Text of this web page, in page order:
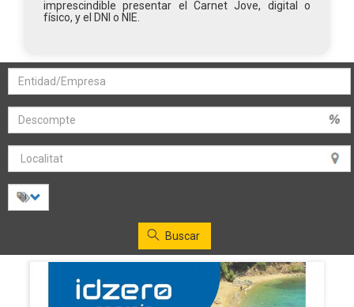
imprescindible presentar el Carnet Jove, digital o
físico, y el DNI o NIE.
Buscar